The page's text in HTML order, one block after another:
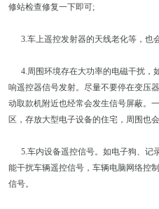
修站检查修复一下即可;
3.车上遥控发射器的天线老化等，也
4.周围环境存在大功率的电磁干扰，
响遥控器信号发射。尽量不要停在变压
动取款机附近也经常会发生信号屏蔽。
区，存放大型电子设备的住宅，周围也会
5.车内设备遥控信号。如电子狗、记
能干扰车辆遥控信号，车辆电脑网络控
信号。